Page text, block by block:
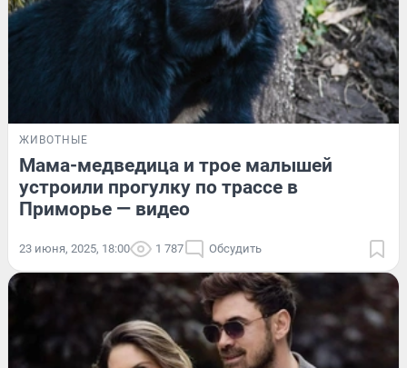
ЖИВОТНЫЕ
Мама-медведица и трое малышей
устроили прогулку по трассе в
Приморье — видео
23 июня, 2025, 18:00 1 787 Обсудить